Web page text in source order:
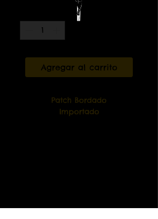
Agregar al carrito
Patch Bordado
Importado